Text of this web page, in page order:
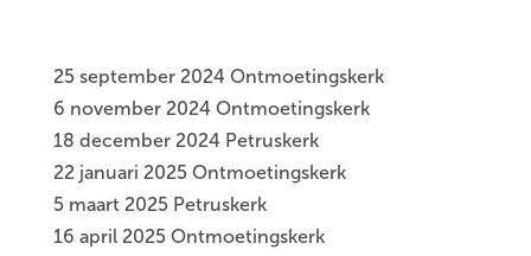
25 september 2024 Ontmoetingskerk
6 november 2024 Ontmoetingskerk
18 december 2024 Petruskerk
22 januari 2025 Ontmoetingskerk
5 maart 2025 Petruskerk
16 april 2025 Ontmoetingskerk